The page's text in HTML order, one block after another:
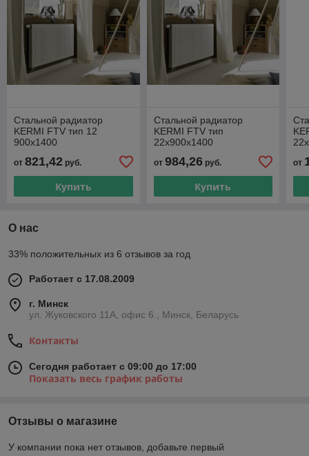
Стальной радиатор
KERMI FTV тип 12
900х1400
от 821,42 руб.
Купить
Стальной радиатор
KERMI FTV тип
22х900х1400
от 984,26руб.
Купить
от
О нас
33% положительных из 6 отзывов за год
Работает с 17.08.2009
г. Минск
ул. Жуковского 11А, офис 6., Минск, Беларусь
Контакты
Сегодня работает с 09:00 до 17:00
Показать весь график работы
Отзывы о магазине
У компании пока нет отзывов, добавьте первый